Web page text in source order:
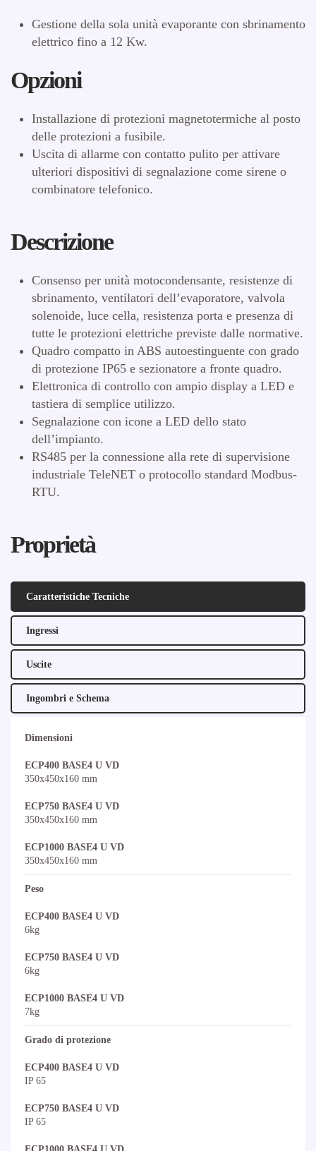
Gestione della sola unità evaporante con sbrinamento
elettrico fino a 12 Kw.
Opzioni
Installazione di protezioni magnetotermiche al posto
delle protezioni a fusibile.
Uscita di allarme con contatto pulito per attivare
ulteriori dispositivi di segnalazione come sirene o
combinatore telefonico.
Descrizione
Consenso per unità motocondensante, resistenze di
sbrinamento, ventilatori dell’evaporatore, valvola
solenoide, luce cella, resistenza porta e presenza di
tutte le protezioni elettriche previste dalle normative.
Quadro compatto in ABS autoestinguente con grado
di protezione IP65 e sezionatore a fronte quadro.
Elettronica di controllo con ampio display a LED e
tastiera di semplice utilizzo.
Segnalazione con icone a LED dello stato
dell’impianto.
RS485 per la connessione alla rete di supervisione
industriale TeleNET o protocollo standard Modbus-
RTU.
Proprietà
Dimensioni
ECP400 BASE4 U VD
350x450x160 mm
ECP750 BASE4 U VD
350x450x160 mm
ECP1000 BASE4 U VD
350x450x160 mm
Peso
ECP400 BASE4 U VD
6kg
ECP750 BASE4 U VD
6kg
ECP1000 BASE4 U VD
7kg
Grado di protezione
ECP400 BASE4 U VD
IP 65
ECP750 BASE4 U VD
IP 65
Caratteristiche Tecniche
Ingressi
Uscite
Ingombri e Schema